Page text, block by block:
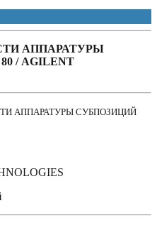
АППАРАТУРЫ
/ AGILENT
АППАРАТУРЫ СУБПОЗИЦИЙ